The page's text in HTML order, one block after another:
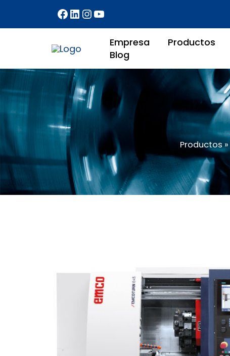
contenido
Empresa Productos
Blog
Productos»